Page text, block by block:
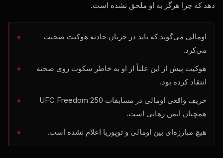
دهد که چرا هرگز به او ملحق نشده است.
اومالی می‌گوید که باید در جریان حادثه هوکیت صحبت
می‌کرد.
هوکیت پیش از این علناً از او به خاطر سکوت روی صحنه
انتقاد کرده بود.
حریف واقعی اومالی در مسابقات UFC Freedom 250
همچنان آیمن زهابی است.
هیچ مبارزه‌ای بین اومالی و توپوریا اعلام نشده است.